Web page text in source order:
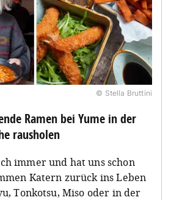
© Stella Bruttini
Ramen bei Yume in der
rausholen
immer und hat uns schon
Katern zurück ins Leben
Tonkotsu, Miso oder in der